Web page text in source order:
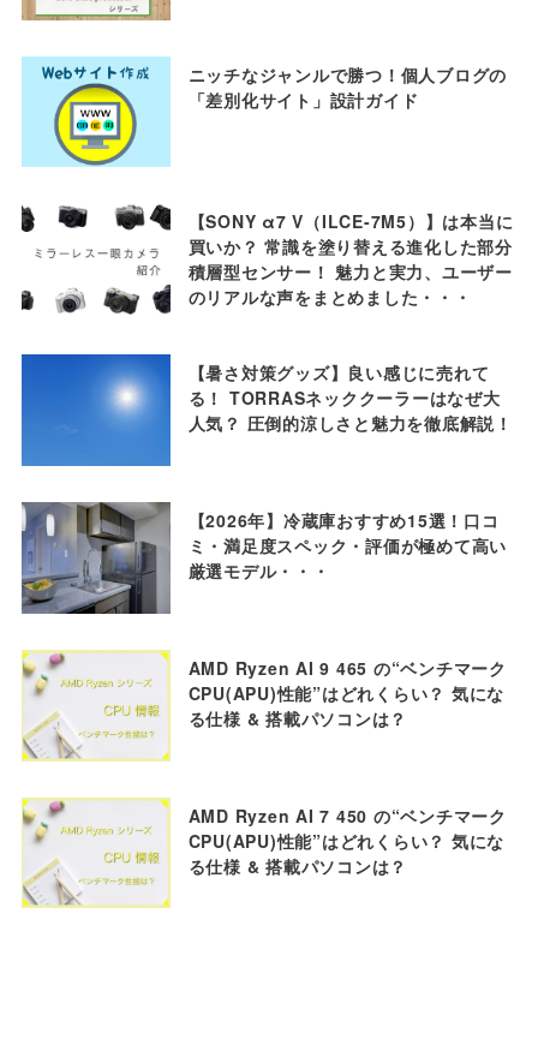
ニッチなジャンルで勝つ！個人ブログの
「差別化サイト」設計ガイド
【SONY α7 V（ILCE-7M5）】は本当に
買いか？ 常識を塗り替える進化した部分
積層型センサー！ 魅力と実力、ユーザー
のリアルな声をまとめました・・・
【暑さ対策グッズ】良い感じに売れて
る！ TORRASネッククーラーはなぜ大
人気？ 圧倒的涼しさと魅力を徹底解説！
【2026年】冷蔵庫おすすめ15選！口コ
ミ・満足度スペック・評価が極めて高い
厳選モデル・・・
AMD Ryzen AI 9 465 の“ベンチマーク
CPU(APU)性能”はどれくらい？ 気にな
る仕様 & 搭載パソコンは？
AMD Ryzen AI 7 450 の“ベンチマーク
CPU(APU)性能”はどれくらい？ 気にな
る仕様 & 搭載パソコンは？